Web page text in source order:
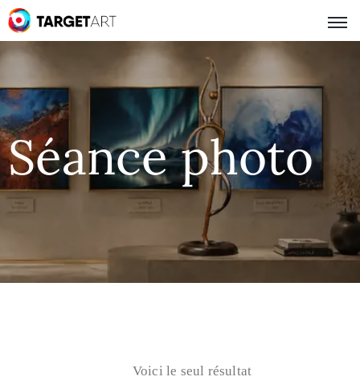
Séance photo
Voici le seul résultat